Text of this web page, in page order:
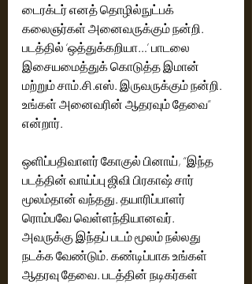
டைரக்டர் எனத் தொழில்நுட்பக்
கலைஞர்கள் அனைவருக்கும் நன்றி.
படத்தில் ‘ஒத்துக்கறியா…’ பாடலை
இசையமைத்துக் கொடுத்த இமான்
மற்றும் சாம்.சி.எஸ். இருவருக்கும் நன்றி.
உங்கள் அனைவரின் ஆதரவும் தேவை”
என்றார்.
ஒளிப்பதிவாளர் கோகுல் பினாய், “இந்த
படத்தின் வாய்ப்பு ஜிவி பிரகாஷ் சார்
மூலம்தான் வந்தது. தயாரிப்பாளர்
ரொம்பவே வெள்ளந்தியானவர்.
அவருக்கு இந்தப் படம் மூலம் நல்லது
நடக்க வேண்டும். கண்டிப்பாக உங்கள்
ஆதரவு தேவை. படத்தின் நடிகர்கள்